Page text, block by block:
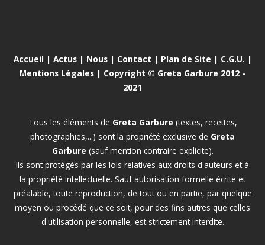
Accueil | Actus| Nous| Contact | Plan de Site | C.G.U. |
Mentions Légales | Copyright © Greta Garbure 2012 -
2021
Tous les éléments de Greta Garbure (textes, recettes,
photographies,...) sont la propriété exclusive de Greta
Garbure (sauf mention contraire explicite).
Ils sont protégés par les lois relatives aux droits d'auteurs et à
la propriété intellectuelle. Sauf autorisation formelle écrite et
préalable, toute reproduction, de tout ou en partie, par quelque
moyen ou procédé que ce soit, pour des fins autres que celles
d'utilisation personnelle, est strictement interdite.